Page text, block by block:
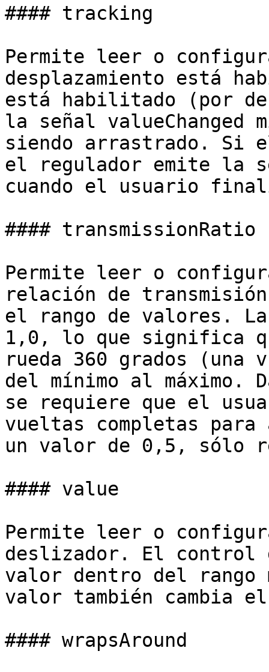
#### tracking
Permite leer o
desplazamiento está
está habilitado (por
la señal
siendo arrastrado. Si
el regulador emite la
cuando el usuario
#### transmissionRatio
Permite leer o
relación de
el rango de valores.
1,0, lo que significa
rueda 360 grados (una
del mínimo al máximo.
se requiere que el
vueltas completas
un valor de 0,5, sólo
#### value
Permite leer o
deslizador. El control
valor dentro del rango
valor también cambia
#### wrapsAround